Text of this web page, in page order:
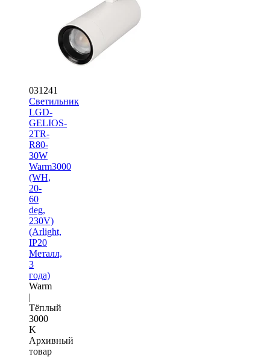
031241
Светильник
LGD-
GELIOS-
2TR-
R80-
30W
Warm3000
(WH,
20-
60
deg,
230V)
(Arlight,
IP20
Металл,
3
года)
Warm
|
Тёплый
3000
K
Архивный
товар